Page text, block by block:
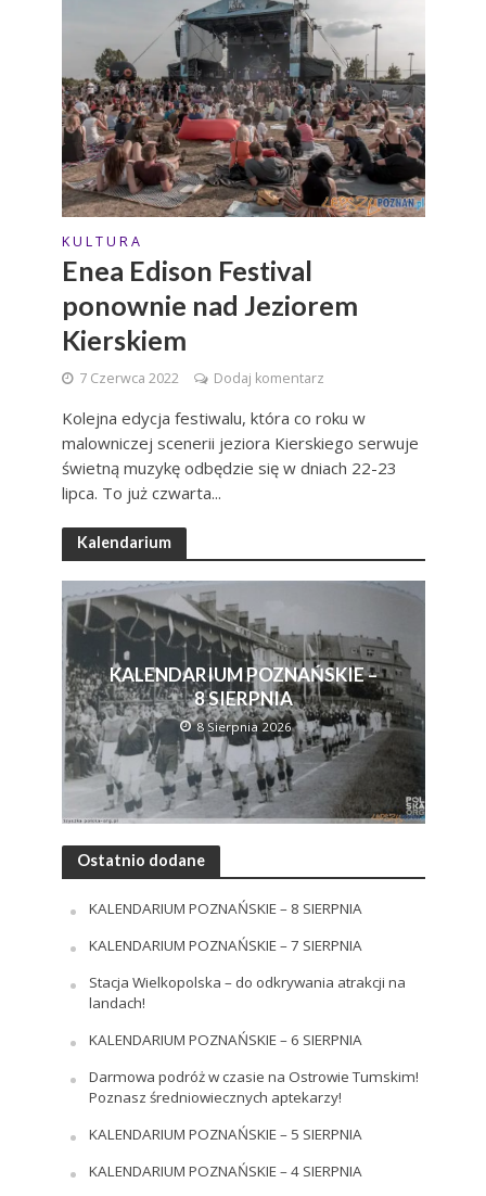
K U L T U R A
Enea Edison Festival
ponownie nad Jeziorem
Kierskiem
7 Czerwca 2022 Dodaj komentarz
Kolejna edycja festiwalu, która co roku w
malowniczej scenerii jeziora Kierskiego serwuje
świetną muzykę odbędzie się w dniach 22-23
lipca. To już czwarta...
Kalendarium
KALENDARIUM POZNAŃSKIE –
8 SIERPNIA
8 Sierpnia 2026
Ostatnio dodane
KALENDARIUM POZNAŃSKIE – 8 SIERPNIA
KALENDARIUM POZNAŃSKIE – 7 SIERPNIA
Stacja Wielkopolska – do odkrywania atrakcji na
landach!
KALENDARIUM POZNAŃSKIE – 6 SIERPNIA
Darmowa podróż w czasie na Ostrowie Tumskim!
Poznasz średniowiecznych aptekarzy!
KALENDARIUM POZNAŃSKIE – 5 SIERPNIA
KALENDARIUM POZNAŃSKIE – 4 SIERPNIA